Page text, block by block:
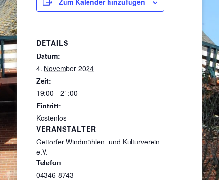
DETAILS
Datum:
4. November 2024
Zeit:
19:00 - 21:00
Eintritt:
Kostenlos
VERANSTALTER
Gettorfer Windmühlen- und Kulturverein
e.V.
Telefon
04346-8743